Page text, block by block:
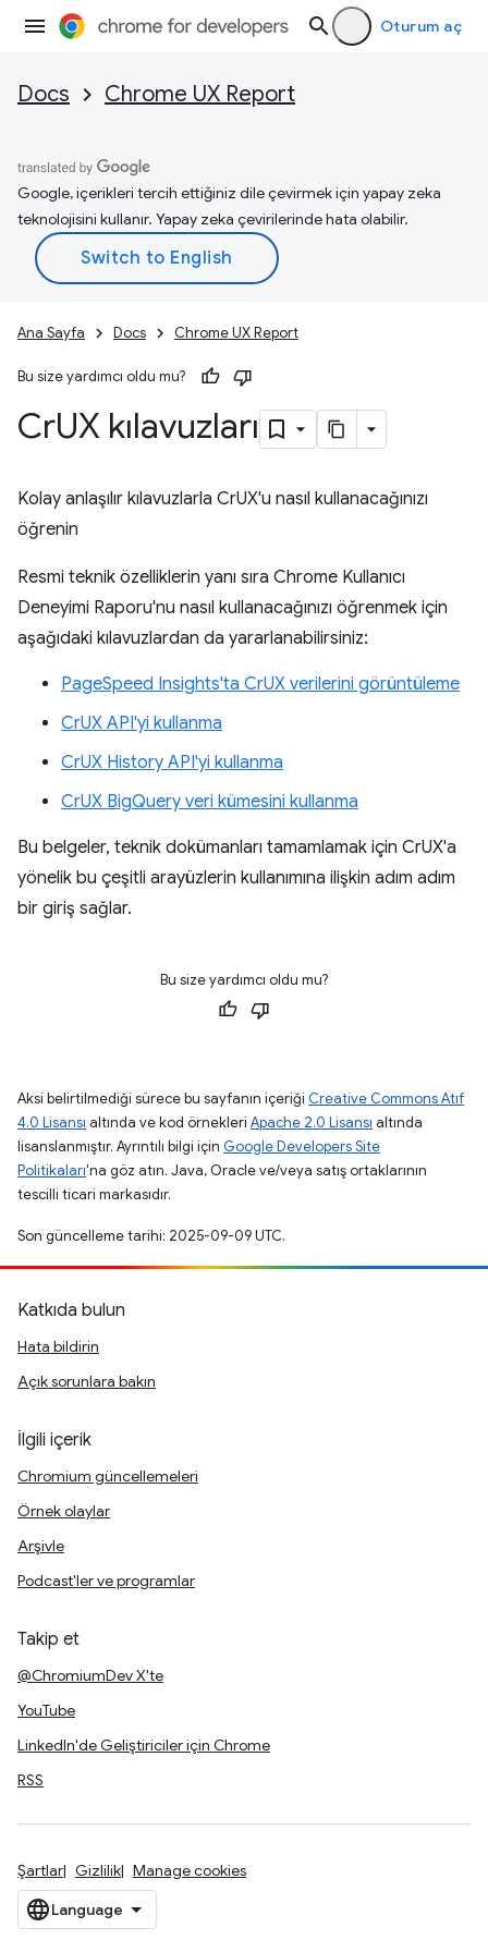
Oturum aç
Docs Chrome UX Report
Google, içerikleri tercih ettiğiniz dile çevirmek için yapay zeka
teknolojisini kullanır. Yapay zeka çevirilerinde hata olabilir.
Ana Sayfa Docs Chrome UX Report
Bu size yardımcı oldu mu?
CrUX kılavuzları
Kolay anlaşılır kılavuzlarla CrUX'u nasıl kullanacağınızı
öğrenin
Resmi teknik özelliklerin yanı sıra Chrome Kullanıcı
Deneyimi Raporu'nu nasıl kullanacağınızı öğrenmek için
aşağıdaki kılavuzlardan da yararlanabilirsiniz:
PageSpeed Insights'ta CrUX verilerini görüntüleme
CrUX API'yi kullanma
CrUX History API'yi kullanma
CrUX BigQuery veri kümesini kullanma
Bu belgeler, teknik dokümanları tamamlamak için CrUX'a
yönelik bu çeşitli arayüzlerin kullanımına ilişkin adım adım
bir giriş sağlar.
Bu size yardımcı oldu mu?
Aksi belirtilmediği sürece bu sayfanın içeriği Creative Commons Atıf
4.0 Lisansı altında ve kod örnekleri Apache 2.0 Lisansı altında
lisanslanmıştır. Ayrıntılı bilgi için Google Developers Site
Politikaları'na göz atın. Java, Oracle ve/veya satış ortaklarının
tescilli ticari markasıdır.
Son güncelleme tarihi: 2025-09-09 UTC.
Katkıda bulun
Hata bildirin
Açık sorunlara bakın
İlgili içerik
Chromium güncellemeleri
Örnek olaylar
Arşivle
Podcast'ler ve programlar
Takip et
@ChromiumDev X'te
YouTube
LinkedIn'de Geliştiriciler için Chrome
RSS
Şartlar Gizlilik Manage cookies